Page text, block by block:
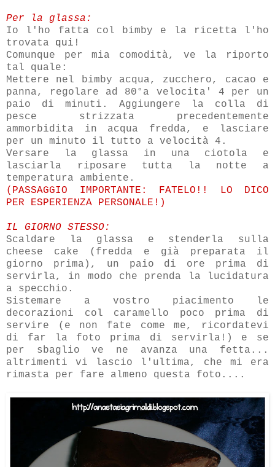
Per la glassa:
Io l'ho fatta col bimby e la ricetta l'ho
trovata qui !
Comunque per mia comodità, ve la riporto
tal quale:
Mettere nel bimby acqua, zucchero, cacao e
panna, regolare ad 80°a velocita' 4 per un
paio di minuti. Aggiungere la colla di
pesce strizzata precedentemente
ammorbidita in acqua fredda, e lasciare
per un minuto il tutto a velocità 4.
Versare la glassa in una ciotola e
lasciarla riposare tutta la notte a
temperatura ambiente.
(PASSAGGIO IMPORTANTE: FATELO!! LO DICO
PER ESPERIENZA PERSONALE!)
IL GIORNO STESSO:
Scaldare la glassa e stenderla sulla
cheese cake (fredda e già preparata il
giorno prima), un paio di ore prima di
servirla, in modo che prenda la lucidatura
a specchio.
Sistemare a vostro piacimento le
decorazioni col caramello poco prima di
servire (e non fate come me, ricordatevi
di far la foto prima di servirla!) e se
per sbaglio ve ne avanza una fetta...
altrimenti vi lascio l'ultima, che mi era
rimasta per fare almeno questa foto....